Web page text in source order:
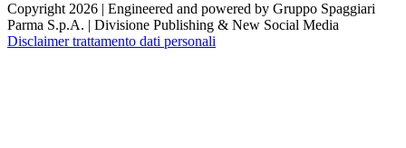
Copyright 2026 | Engineered and powered by Gruppo Spaggiari
Parma S.p.A. | Divisione Publishing & New Social Media
Disclaimer trattamento dati personali